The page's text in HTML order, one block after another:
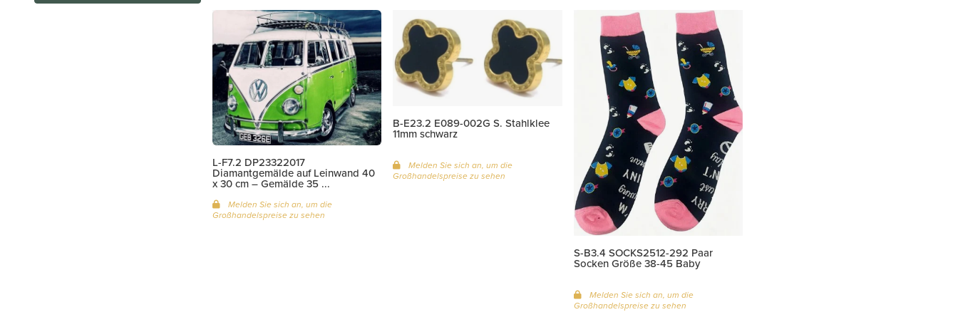
L-F7.2 DP23322017
Diamantgemälde auf Leinwand 40
x 30 cm – Gemälde 35 ...
Melden Sie sich an, um die
Großhandelspreise zu sehen
B-E23.2 E089-002G S. Stahlklee
11mm schwarz
Melden Sie sich an, um die
Großhandelspreise zu sehen
S-B3.4 SOCKS2512-292 Paar
Socken Größe 38-45 Baby
Melden Sie sich an, um die
Großhandelspreise zu sehen